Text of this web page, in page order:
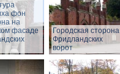
фон
на
фасаде
Городская сторона
Фридландских
ворот